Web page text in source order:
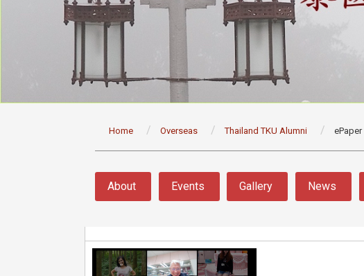
Home Overseas Thailand TKU Alumni ePaper
About Events Gallery News
3 版